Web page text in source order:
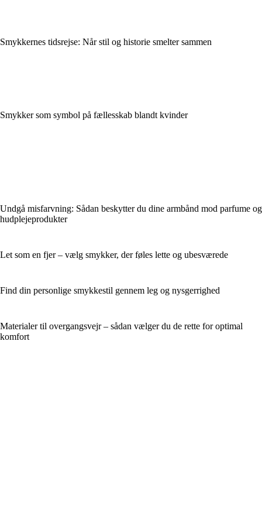
Smykkernes tidsrejse: Når stil og historie smelter sammen
Smykker som symbol på fællesskab blandt kvinder
Undgå misfarvning: Sådan beskytter du dine armbånd mod parfume og
hudplejeprodukter
Let som en fjer – vælg smykker, der føles lette og ubesværede
Find din personlige smykkestil gennem leg og nysgerrighed
Materialer til overgangsvejr – sådan vælger du de rette for optimal
komfort